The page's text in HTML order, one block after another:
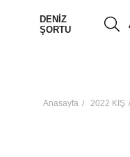
DENİZ
ŞORTU
Anasayfa 2022 KIŞ